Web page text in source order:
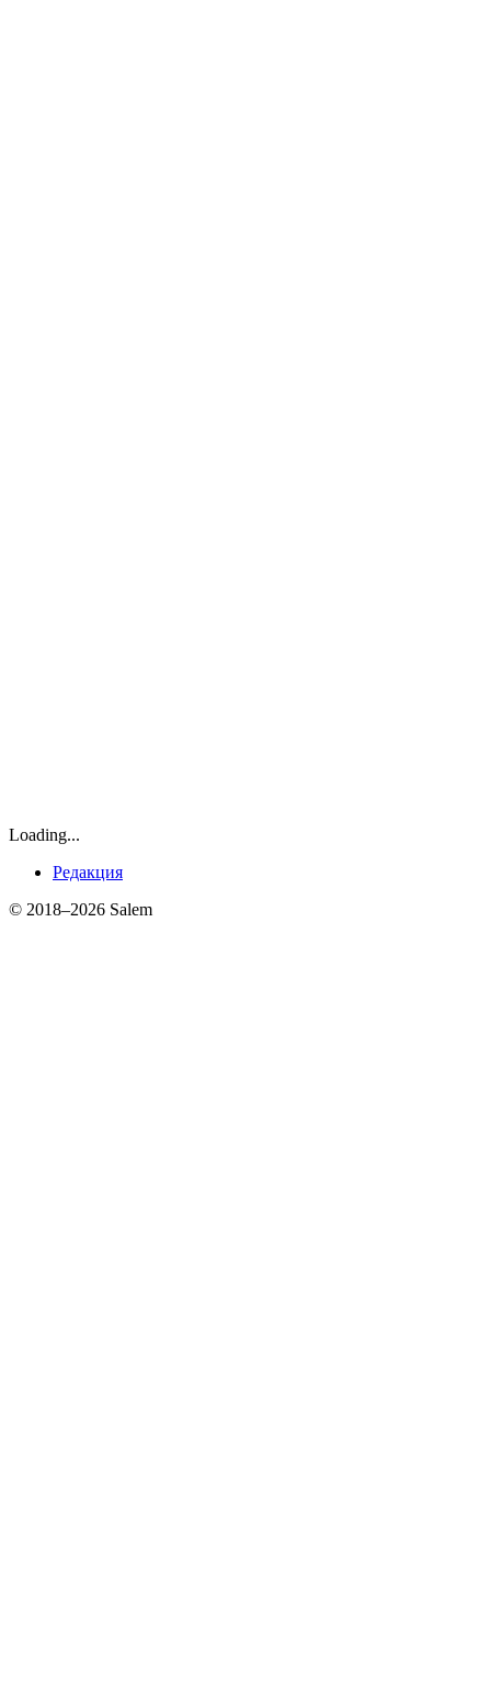
Loading...
Редакция
© 2018–2026 Salem